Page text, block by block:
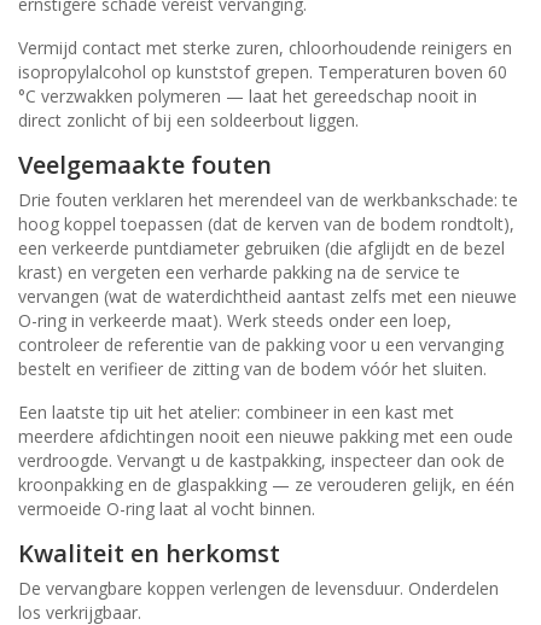
Vermijd contact met sterke zuren, chloorhoudende reinigers en
isopropylalcohol op kunststof grepen. Temperaturen boven 60
°C verzwakken polymeren — laat het gereedschap nooit in
direct zonlicht of bij een soldeerbout liggen.
Veelgemaakte fouten
Drie fouten verklaren het merendeel van de werkbankschade: te
hoog koppel toepassen (dat de kerven van de bodem rondtolt),
een verkeerde puntdiameter gebruiken (die afglijdt en de bezel
krast) en vergeten een verharde pakking na de service te
vervangen (wat de waterdichtheid aantast zelfs met een nieuwe
O-ring in verkeerde maat). Werk steeds onder een loep,
controleer de referentie van de pakking voor u een vervanging
bestelt en verifieer de zitting van de bodem vóór het sluiten.
Een laatste tip uit het atelier: combineer in een kast met
meerdere afdichtingen nooit een nieuwe pakking met een oude
verdroogde. Vervangt u de kastpakking, inspecteer dan ook de
kroonpakking en de glaspakking — ze verouderen gelijk, en één
vermoeide O-ring laat al vocht binnen.
Kwaliteit en herkomst
De vervangbare koppen verlengen de levensduur. Onderdelen
los verkrijgbaar.